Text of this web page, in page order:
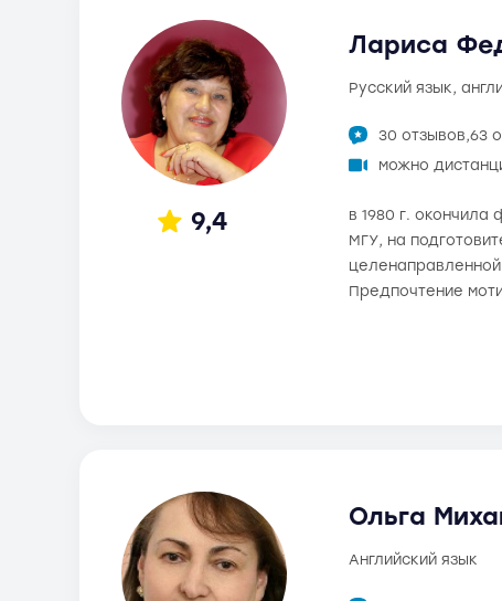
9,4
Лариса
русский язык,
30 отзывов,63
можно
в 1980 г.
МГУ, на
Предпочтение
Ольга
английский язык